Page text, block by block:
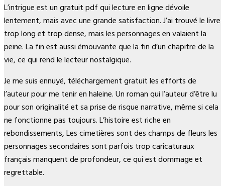
L’intrigue est un gratuit pdf qui lecture en ligne dévoile
lentement, mais avec une grande satisfaction. J’ai trouvé le livre
trop long et trop dense, mais les personnages en valaient la
peine. La fin est aussi émouvante que la fin d’un chapitre de la
vie, ce qui rend le lecteur nostalgique.
Je me suis ennuyé, téléchargement gratuit les efforts de
l’auteur pour me tenir en haleine. Un roman qui l’auteur d’être lu
pour son originalité et sa prise de risque narrative, même si cela
ne fonctionne pas toujours. L’histoire est riche en
rebondissements, Les cimetières sont des champs de fleurs les
personnages secondaires sont parfois trop caricaturaux
français manquent de profondeur, ce qui est dommage et
regrettable.